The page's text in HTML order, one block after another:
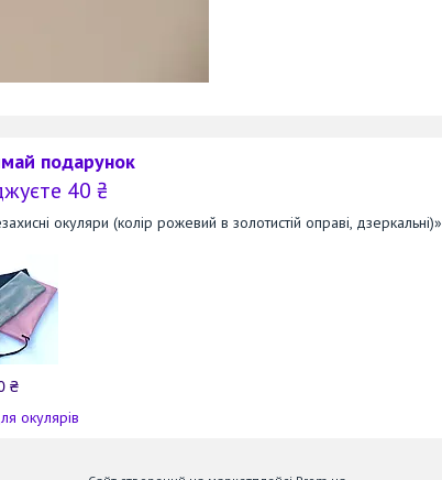
подарунок
40 ₴
окуляри (колір рожевий в золотистій оправі, дзеркальні)»
₴
окулярів